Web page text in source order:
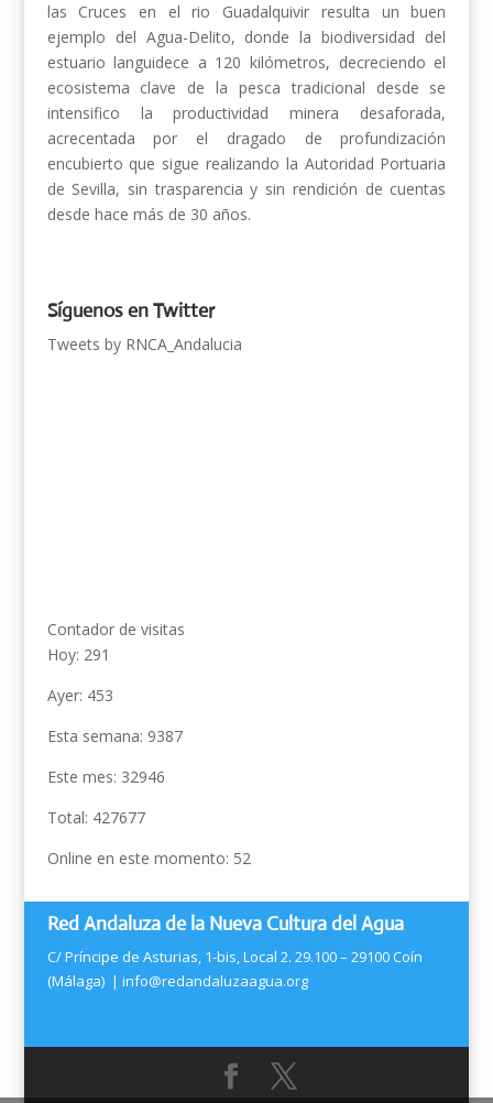
las Cruces en el rio Guadalquivir resulta un buen
ejemplo del Agua-Delito, donde la biodiversidad del
estuario languidece a 120 kilómetros, decreciendo el
ecosistema clave de la pesca tradicional desde se
intensifico la productividad minera desaforada,
acrecentada por el dragado de profundización
encubierto que sigue realizando la Autoridad Portuaria
de Sevilla, sin trasparencia y sin rendición de cuentas
desde hace más de 30 años.
Síguenos en Twitter
Tweets by RNCA_Andalucia
Contador de visitas
Hoy: 291
Ayer: 453
Esta semana: 9387
Este mes: 32946
Total: 427677
Online en este momento: 52
Red Andaluza de la Nueva Cultura del Agua
C/ Príncipe de Asturias, 1-bis, Local 2. 29.100 – 29100 Coín
(Málaga) | info@redandaluzaagua.org